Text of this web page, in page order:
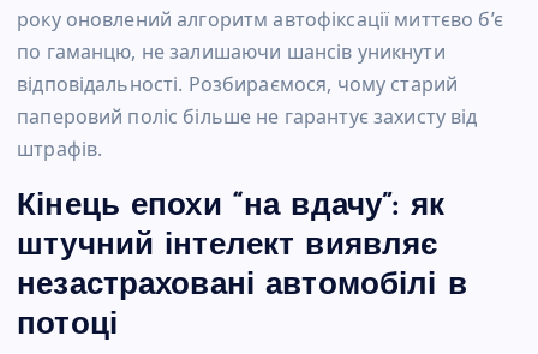
року оновлений алгоритм автофіксації миттєво б’є
по гаманцю, не залишаючи шансів уникнути
відповідальності. Розбираємося, чому старий
паперовий поліс більше не гарантує захисту від
штрафів.
Кінець епохи “на вдачу”: як
штучний інтелект виявляє
незастраховані автомобілі в
потоці